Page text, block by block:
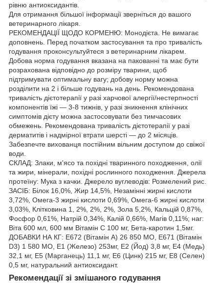
рівню антиоксидантів.
Для отримання більшої інформації зверніться до вашого
ветеринарного лікаря.
РЕКОМЕНДАЦІЇ ЩОДО КОРМЕНЮ: Монодієта. Не вимагає
доповнень. Перед початком застосування та про тривалість
годування проконсультуйтеся з ветеринарним лікарем.
Добова норма годування вказана на пакованні та має бути
розрахована відповідно до розміру тварини, щоб
підтримувати оптимальну вагу; добову норму можна
розділити на 2 і більше годувань на день. Рекомендована
тривалість дієтотерапії у разі харчової алергії/нестерпності
компонентів їжі — 3-8 тижнів, у разі зникнення клінічних
симптомів дієту можна застосовувати без тимчасових
обмежень. Рекомендована тривалість дієтотерапії у разі
дерматитів і надмірної втрати шерсті — до 2 місяців.
Забезпечте вихованця постійним вільним доступом до свіжої
води.
СКЛАД: Злаки, м'ясо та похідні тваринного походження, олії
та жири, мінерали, похідні рослинного походження. Джерела
протеїну: Мука з качки. Джерело вуглеводів: Розмелений рис.
ЗАСІБ: Білок 16,0%, Жир 14,5%, Незамінні жирні кислоти
3,72%, Омега-3 жирні кислоти 0,69%, Омега-6 жирні кислоти
3,03%, Клітковина 1, 2%, 2%, 2%, Зола 5,2%, Кальцій 0,87%,
Фосфор 0,61%, Натрій 0,34%, Калій 0,66%, Магів 0,11%; наг:
Віта 600 мл, 600 мм Вітамін С 100 мг, Бета-каротин 1,5мг.
ДОБАВКИ НА КГ: E672 (Вітамін A) 26 850 МО, E671 (Вітамін
D3) 1 580 МО, E1 (Железо) 253мг, E2 (Йод) 3,8 мг, E4 (Медь)
32,1 мг, E5 (Марганець) 11,1 мг, E6 (Цинк) 215 мг, E8 (Селен)
0,5 мг, натуральний антиоксидант.
Рекомендації зі змішаного годування